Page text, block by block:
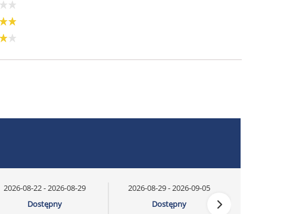
2026-08-22 - 2026-08-29
Dostępny
2026-08-29 - 2026-09-05
Dostępny